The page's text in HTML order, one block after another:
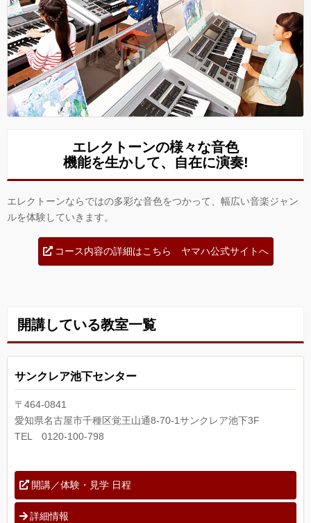
エレクトーンの様々な音色
機能を生かして、自在に演奏!
エレクトーンならではの多彩な音色をつかって、幅広い音楽ジャン
ルを体験していきます。
コース内容の詳細はこちら ヤマハ公式サイトへ
開講している教室一覧
サンクレア池下センター
〒464-0841
愛知県名古屋市千種区覚王山通8-70-1サンクレア池下3F
TEL 0120-100-798
開講／体験・見学 日程
詳細情報